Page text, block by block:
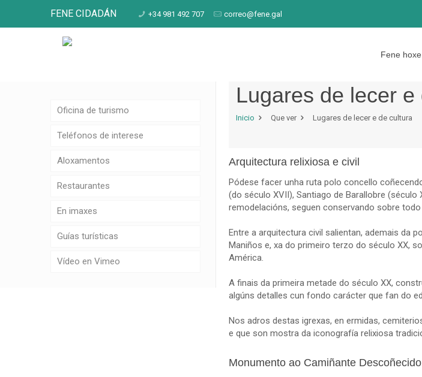
FENE CIDADÁN +34 981 492 707 correo@fene.gal
Fene hoxe
Lugares de lecer
Inicio Que ver Lugares de lecer e de cultura
Arquitectura relixiosa e civil
Pódese facer unha ruta polo concello
(do século XVII), Santiago de Barallobre
remodelacións, seguen conservando sobre
Entre a arquitectura civil salientan, ademais da
Maniños e, xa do primeiro terzo do século XX,
América.
A finais da primeira metade do século XX,
algúns detalles cun fondo carácter que fan do
Nos adros destas igrexas, en ermidas,
e que son mostra da iconografía relixiosa
Monumento ao Camiñante Descoñecido
Oficina de turismo
Teléfonos de interese
Aloxamentos
Restaurantes
En imaxes
Guías turísticas
Vídeo en Vimeo